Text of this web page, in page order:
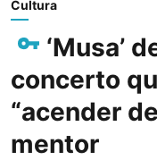
Cultura
‘Musa’
concerto
“acender
mentor